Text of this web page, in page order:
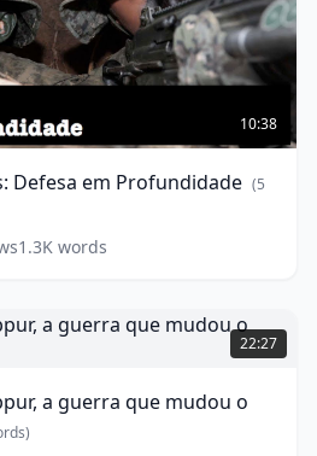
10:38
Defesa em Profundidade (5
1.3K words
22:27
a guerra que mudou o